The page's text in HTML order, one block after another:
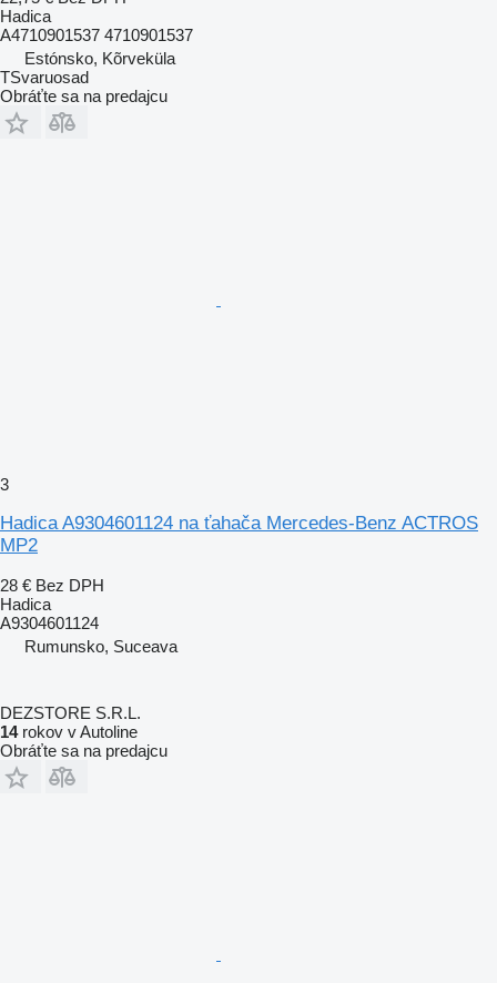
Hadica
A4710901537 4710901537
Estónsko, Kõrveküla
TSvaruosad
Obráťte sa na predajcu
3
Hadica A9304601124 na ťahača Mercedes-Benz ACTROS
MP2
28 € Bez DPH
Hadica
A9304601124
Rumunsko, Suceava
DEZSTORE S.R.L.
14rokov v Autoline
Obráťte sa na predajcu